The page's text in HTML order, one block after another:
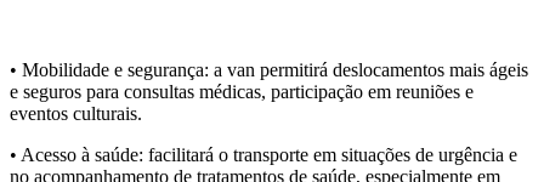
• Mobilidade e segurança: a van permitirá deslocamentos mais ágeis
e seguros para consultas médicas, participação em reuniões e
eventos culturais.
• Acesso à saúde: facilitará o transporte em situações de urgência e
no acompanhamento de tratamentos de saúde, especialmente em